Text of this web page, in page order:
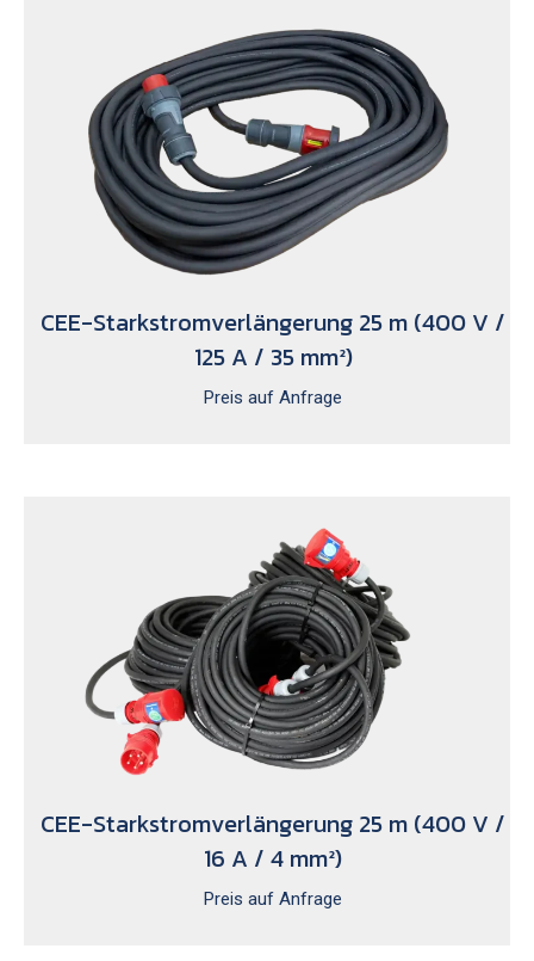
CEE-Starkstromverlängerung 25 m (400 V /
125 A / 35 mm²)
Preis auf Anfrage
CEE-Starkstromverlängerung 25 m (400 V /
16 A / 4 mm²)
Preis auf Anfrage